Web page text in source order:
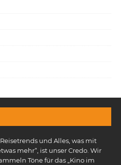
und Alles, was mit
mehr“, ist unser Credo. Wir
Töne für das „Kino im